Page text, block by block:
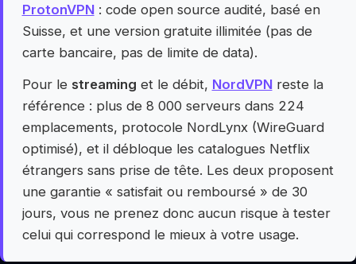
ProtonVPN: code open source audité, basé en
Suisse, et une version gratuite illimitée (pas de
carte bancaire, pas de limite de data).
Pour le streaming et le débit, NordVPNreste la
référence : plus de 8 000 serveurs dans 224
emplacements, protocole NordLynx (WireGuard
optimisé), et il débloque les catalogues Netflix
étrangers sans prise de tête. Les deux proposent
une garantie « satisfait ou remboursé » de 30
jours, vous ne prenez donc aucun risque à tester
celui qui correspond le mieux à votre usage.